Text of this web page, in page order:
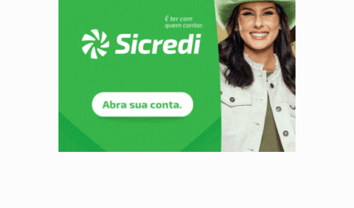
SEM SISTEMA:Falha afeta atendimentos na Policlínica
'OS OLHOS DO BRASIL':Emanuel Neri transforma indignação e esperança em
Dentista de PVH é denunciado por transmitir HIV
ESQUEMA DE FRAUDES: Polícia Civil deflagra a terceira fase da
ASSESSOR FLAGRADO: Empresa e ONG que recebeu R$ 12 mi em emendas